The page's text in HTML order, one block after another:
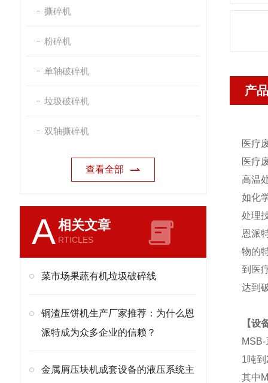
撕碎机
粉碎机
单轴破碎机
垃圾破碎机
双轴撕碎机
查看全部
A相关文章
RTICLES
菜市场果蔬有机垃圾破碎线
铜渣压饼机生产厂家推荐：为什么恩
派特成为众多企业的信赖？
金属屑压块机成套设备的液压系统主
产
医疗
医疗
高温
如化
处理
恩派
物的
到医
达到
【设
1吨
其中